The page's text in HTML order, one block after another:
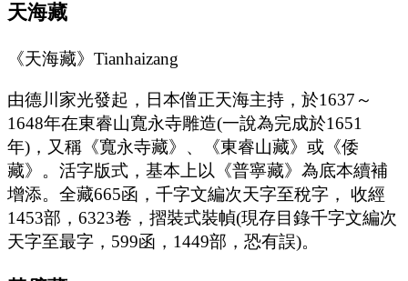
天海藏
《天海藏》Tianhaizang
由德川家光發起，日本僧正天海主持，於1637～
1648年在東睿山寬永寺雕造(一說為完成於1651
年)，又稱《寬永寺藏》、《東睿山藏》或《倭
藏》。活字版式，基本上以《普寧藏》為底本續補
增添。全藏665函，千字文編次天字至稅字， 收經
1453部，6323卷，摺裝式裝幀(現存目錄千字文編次
天字至最字，599函，1449部，恐有誤)。